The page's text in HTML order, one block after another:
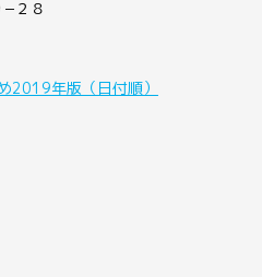
２８
2019年版（日付順）